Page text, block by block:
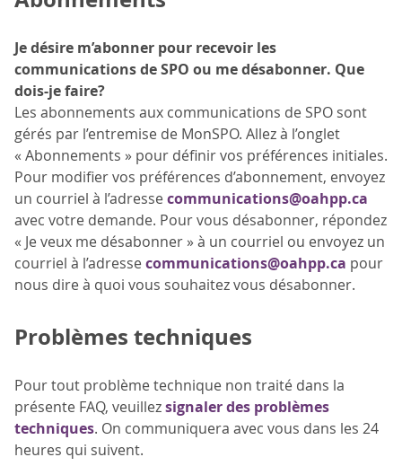
Je désire m’abonner pour recevoir les
communications de SPO ou me désabonner. Que
dois-je faire?
Les abonnements aux communications de SPO sont
gérés par l’entremise de MonSPO. Allez à l’onglet
« Abonnements » pour définir vos préférences initiales.
Pour modifier vos préférences d’abonnement, envoyez
un courriel à l’adressecommunications@oahpp.ca
avec votre demande. Pour vous désabonner, répondez
« Je veux me désabonner » à un courriel ou envoyez un
courriel à l’adressecommunications@oahpp.ca pour
nous dire à quoi vous souhaitez vous désabonner.
Problèmes techniques
Pour tout problème technique non traité dans la
présente FAQ, veuillezsignaler des problèmes
techniques. On communiquera avec vous dans les 24
heures qui suivent.